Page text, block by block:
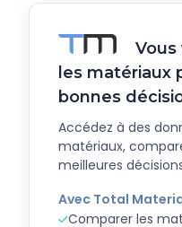
les matériaux
bonnes
Accédez à des
matériaux,
meilleures
Avec Total
Comparer les